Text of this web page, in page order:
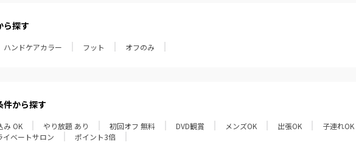
ら探す
ハンドケアカラー フット オフのみ
件から探す
み OK やり放題 あり 初回オフ 無料 DVD観賞 メンズOK 出張OK 子連れOK
イベートサロン ポイント3倍